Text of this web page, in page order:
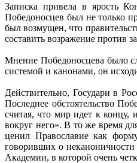
Записка привела в ярость
Победоносцев был не только
был возмущен, что
составить возражение против
Мнение Победоносцева было
системой и канонами, он
Действительно, Государи в
Последнее обстоятельство
считая, что мир идет к концу,
вокруг него». В то же время
ценил Православие как
говоривших о неканоничности
Академии, в которой очень